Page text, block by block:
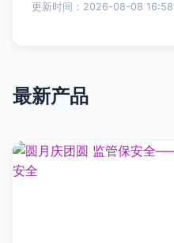
更新时间：2026-08-08
最新产品